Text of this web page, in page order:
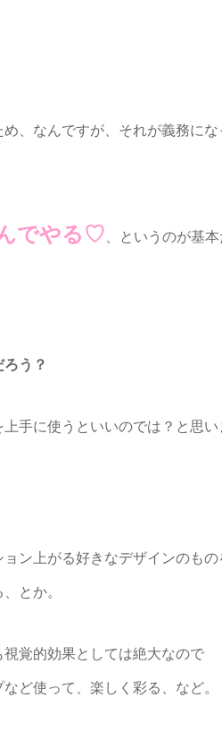
、なんですが、それが義務に
でやる♡、というのが基本
う？
手に使うといいのでは？と思い
ン上がる好きなデザインのもの
とか。
覚的効果としては絶大なので
ど使って、楽しく彩る、など。